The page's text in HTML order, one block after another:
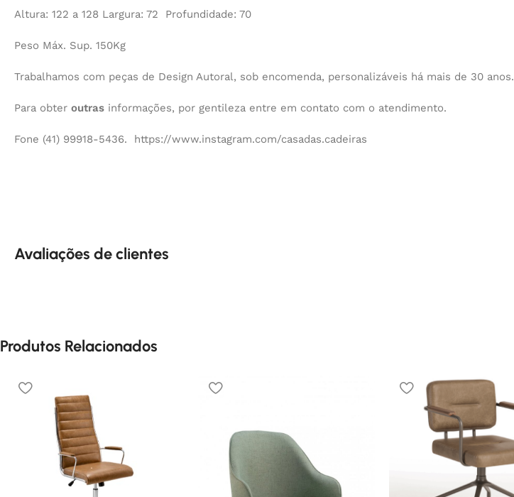
Altura: 122 a 128 Largura: 72 Profundidade: 70
Peso Máx. Sup. 150Kg
Trabalhamos com peças de Design Autoral, sob encomenda, personalizáveis há mais de 30 anos.
Para obter outras informações, por gentileza entre em contato com o atendimento.
Fone (41) 99918-5436. https://www.instagram.com/casadas.cadeiras
Avaliações de clientes
Produtos Relacionados